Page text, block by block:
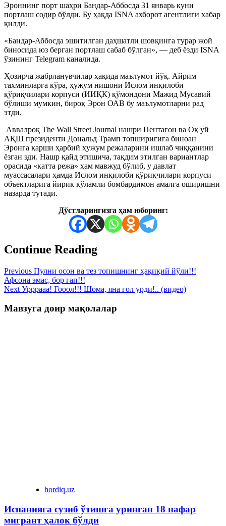
Эроннинг порт шаҳри Бандар-Аббосда 31 январь куни
портлаш содир бўлди. Бу ҳақда ISNA ахборот агентлиги хабар
қилди.
«Бандар-Аббосда эшитилган даҳшатли шовқинга турар жой
биносида юз берган портлаш сабаб бўлган», — деб ёзди ISNA
ўзининг Telegram каналида.
Ҳозирча жабрланувчилар ҳақида маълумот йўқ. Айрим
тахминларга кўра, ҳужум нишони Ислом инқилоби
қўриқчилари корпуси (ИИҚК) қўмондони Мажид Мусавий
бўлиши мумкин, бироқ Эрон ОАВ бу маълумотларни рад
этди.
Аввалроқ The Wall Street Journal нашри Пентагон ва Оқ уй
АҚШ президенти Дональд Трамп топшириғига биноан
Эронга қарши ҳарбий ҳужум режаларини ишлаб чиққанини
ёзган эди. Нашр қайд этишича, тақдим этилган вариантлар
орасида «катта режа» ҳам мавжуд бўлиб, у давлат
муассасалари ҳамда Ислом инқилоби қўриқчилари корпуси
объектларига йирик кўламли бомбардимон амалга оширишни
назарда тутади.
Дўстларингизга ҳам юборинг:
Continue Reading
Previous Пулни осон ва тез топишнинг ҳақиқий йўли!!!
Афсона эмас, бор гап!!!
Next Урррааа! Гооол!!! Шома, яна гол урди!.. (видео)
Мавзуга доир мақолалар
hordiq.uz
Испанияга сузиб ўтишга уринган 18 нафар
мигрант ҳалок бўлди